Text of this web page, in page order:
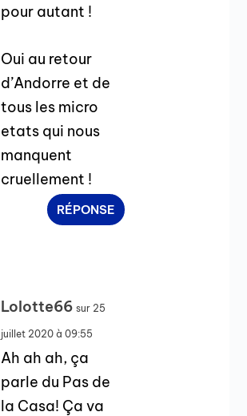
pour autant !
Oui au retour
d’Andorre et de
tous les micro
etats qui nous
manquent
cruellement !
RÉPONSE
Lolotte66 sur 25
juillet 2020 à 09:55
Ah ah ah, ça
parle du Pas de
la Casa! Ça va